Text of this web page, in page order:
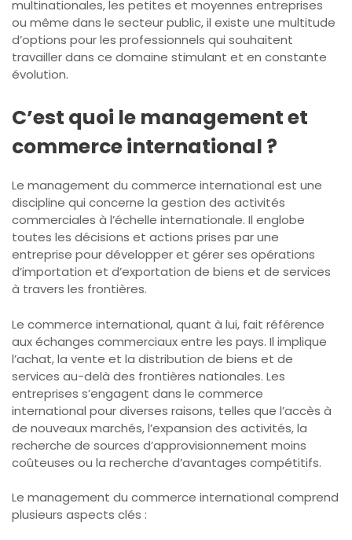
multinationales, les petites et moyennes entreprises
ou même dans le secteur public, il existe une multitude
d’options pour les professionnels qui souhaitent
travailler dans ce domaine stimulant et en constante
évolution.
C’est quoi le management et
commerce international ?
Le management du commerce international est une
discipline qui concerne la gestion des activités
commerciales à l’échelle internationale. Il englobe
toutes les décisions et actions prises par une
entreprise pour développer et gérer ses opérations
d’importation et d’exportation de biens et de services
à travers les frontières.
Le commerce international, quant à lui, fait référence
aux échanges commerciaux entre les pays. Il implique
l’achat, la vente et la distribution de biens et de
services au-delà des frontières nationales. Les
entreprises s’engagent dans le commerce
international pour diverses raisons, telles que l’accès à
de nouveaux marchés, l’expansion des activités, la
recherche de sources d’approvisionnement moins
coûteuses ou la recherche d’avantages compétitifs.
Le management du commerce international comprend
plusieurs aspects clés :